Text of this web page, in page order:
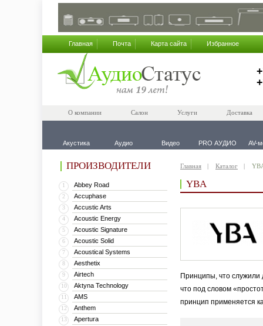
Главная Почта Карта сайта Избранное
О компании Салон Услуги Доставка
Акустика Аудио Видео PRO АУДИО AV-
ПРОИЗВОДИТЕЛИ
1 Abbey Road
2 Accuphase
3 Accustic Arts
4 Acoustic Energy
5 Acoustic Signature
6 Acoustic Solid
7 Acoustical Systems
8 Aesthetix
9 Airtech
10 Aktyna Technology
11 AMS
12 Anthem
13 Apertura
Главная Каталог
YBA
Принципы, что служили
что под словом
принцип применяется